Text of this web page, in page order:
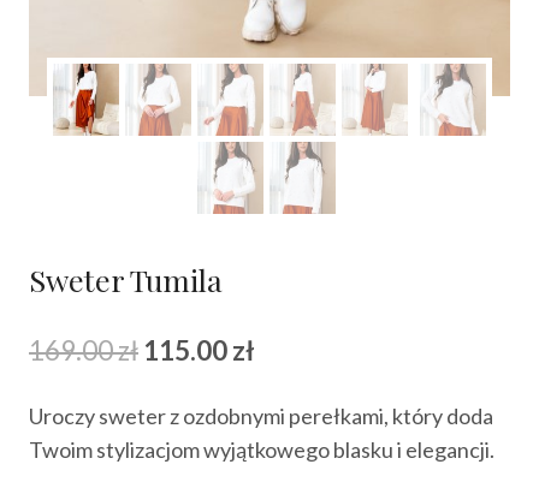
Sweter Tumila
169.00zł Pierwotna
wynosiła:
115.00zł
wynosi:
Uroczy sweter z ozdobnymi perełkami, który doda
Twoim stylizacjom wyjątkowego blasku i elegancji.